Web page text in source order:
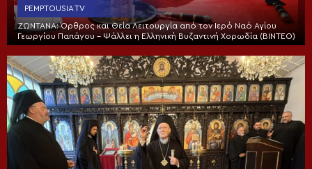
PEMPTOUSIA TV
ΖΩΝΤΑΝΑ: Όρθρος και Θεία Λειτουργία από τον Ιερό Ναό Αγίου
Γεωργίου Παπάγου – Ψάλλει η Ελληνική Βυζαντινή Χορωδία (ΒΙΝΤΕΟ)